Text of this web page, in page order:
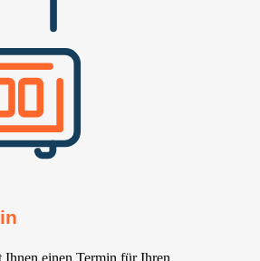
einen Termin für Ihren